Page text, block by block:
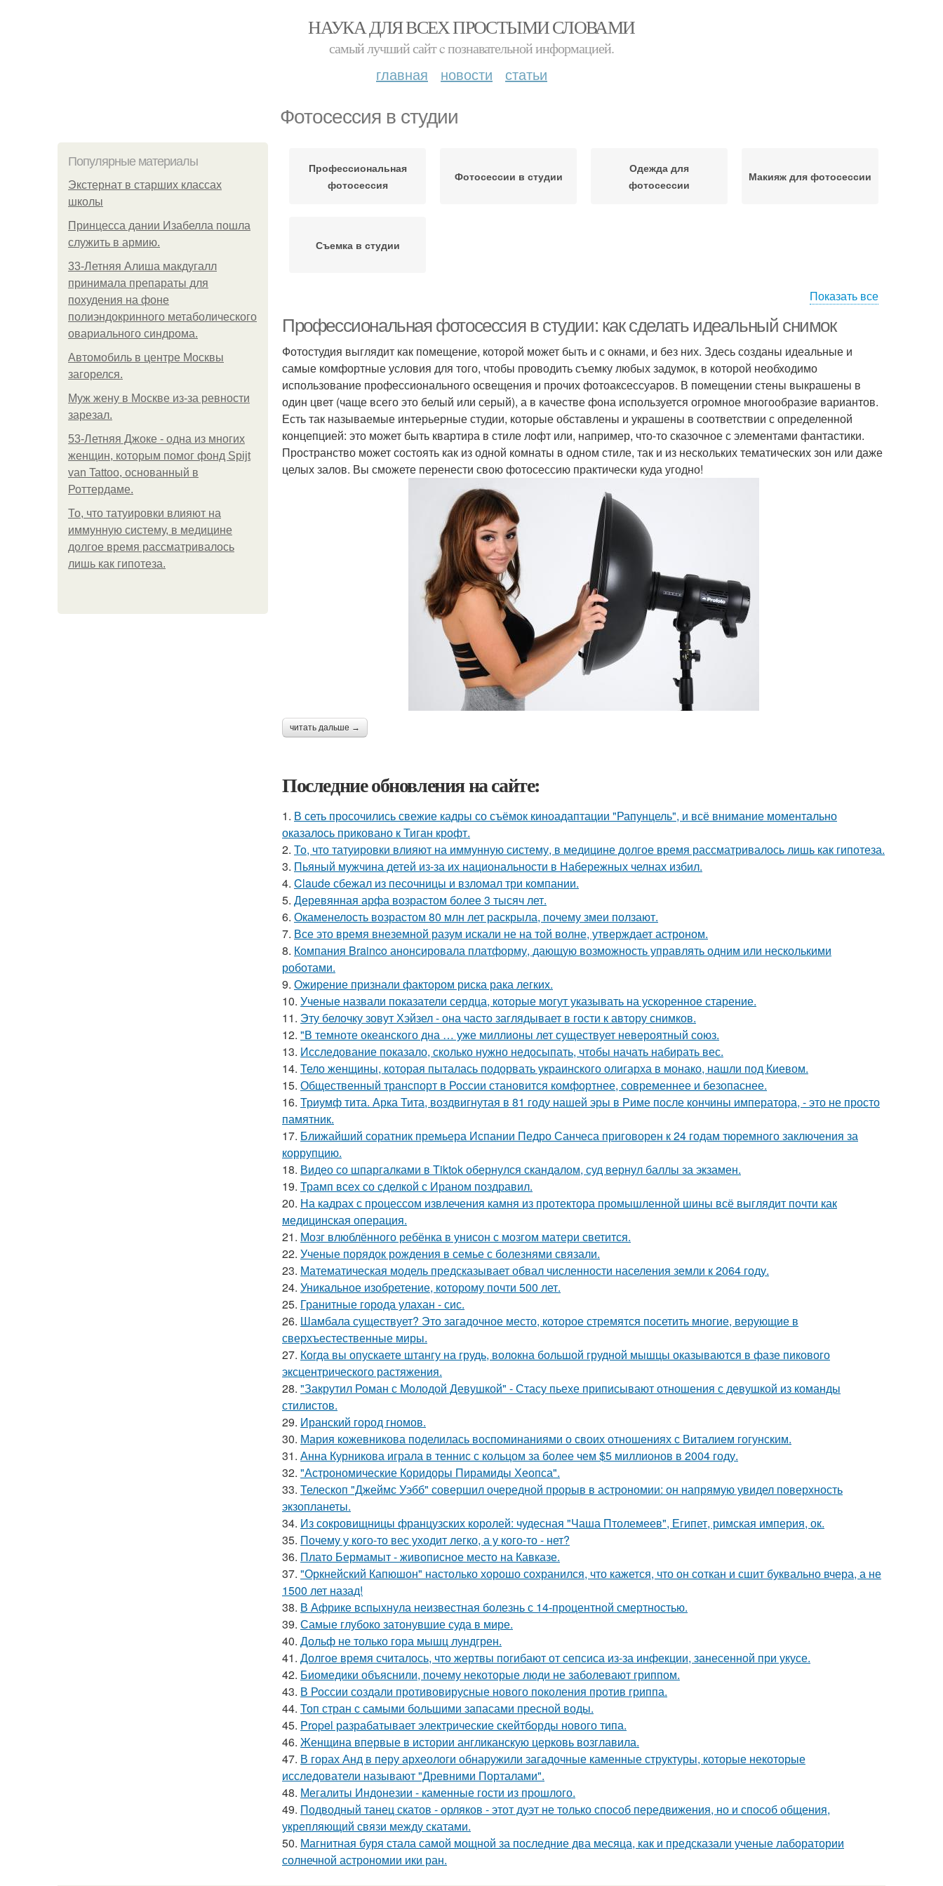
НАУКА ДЛЯ ВСЕХ ПРОСТЫМИ СЛОВАМИ
самый лучший сайт c познавательной информацией.
главная новости статьи
Фотосессия в студии
Популярные материалы
Экстернат в старших классах
школы
Принцесса дании Изабелла пошла
служить в армию.
33-Летняя Алиша макдугалл
принимала препараты для
похудения на фоне
полиэндокринного метаболического
овариального синдрома.
Автомобиль в центре Москвы
загорелся.
Mуж жену в Москве из-за ревности
зарезал.
53-Летняя Джоке - одна из многих
женщин, которым помог фонд Spijt
van Tattoo, основанный в
Роттердаме.
То, что татуировки влияют на
иммунную систему, в медицине
долгое время рассматривалось
лишь как гипотеза.
Профессиональная
фотосессия
Фотосессии в студии
Одежда для
фотосессии
Макияж для фотосессии
Съемка в студии
Показать все
Профессиональная фотосессия в студии: как сделать идеальный снимок
Фотостудия выглядит как помещение, которой может быть и с окнами, и без них. Здесь созданы идеальные и
самые комфортные условия для того, чтобы проводить съемку любых задумок, в которой необходимо
использование профессионального освещения и прочих фотоаксессуаров. В помещении стены выкрашены в
один цвет (чаще всего это белый или серый), а в качестве фона используется огромное многообразие вариантов.
Есть так называемые интерьерные студии, которые обставлены и украшены в соответствии с определенной
концепцией: это может быть квартира в стиле лофт или, например, что-то сказочное с элементами фантастики.
Пространство может состоять как из одной комнаты в одном стиле, так и из нескольких тематических зон или даже
целых залов. Вы сможете перенести свою фотосессию практически куда угодно!
читать дальше →
Последние обновления на сайте:
1. В сеть просочились свежие кадры со съёмок киноадаптации "Рапунцель", и всё внимание моментально
оказалось приковано к Тиган крофт.
2. То, что татуировки влияют на иммунную систему, в медицине долгое время рассматривалось лишь как гипотеза.
3. Пьяный мужчина детей из-за их национальности в Набережных челнах избил.
4. Claude сбежал из песочницы и взломал три компании.
5. Деревянная арфа возрастом более 3 тысяч лет.
6. Окаменелость возрастом 80 млн лет раскрыла, почему змеи ползают.
7. Все это время внеземной разум искали не на той волне, утверждает астроном.
8. Компания Brainco анонсировала платформу, дающую возможность управлять одним или несколькими
роботами.
9. Ожирение признали фактором риска рака легких.
10. Ученые назвали показатели сердца, которые могут указывать на ускоренное старение.
11. Эту белочку зовут Хэйзел - она часто заглядывает в гости к автору снимков.
12. "В темноте океанского дна … уже миллионы лет существует невероятный союз.
13. Исследование показало, сколько нужно недосыпать, чтобы начать набирать вес.
14. Тело женщины, которая пыталась подорвать украинского олигарха в монако, нашли под Киевом.
15. Общественный транспорт в России становится комфортнее, современнее и безопаснее.
16. Триумф тита. Арка Тита, воздвигнутая в 81 году нашей эры в Риме после кончины императора, - это не просто
памятник.
17. Ближайший соратник премьера Испании Педро Санчеса приговорен к 24 годам тюремного заключения за
коррупцию.
18. Видео со шпаргалками в Tiktok обернулся скандалом, суд вернул баллы за экзамен.
19. Трамп всех со сделкой с Ираном поздравил.
20. На кадрах с процессом извлечения камня из протектора промышленной шины всё выглядит почти как
медицинская операция.
21. Мозг влюблённого ребёнка в унисон с мозгом матери светится.
22. Ученые порядок рождения в семье с болезнями связали.
23. Математическая модель предсказывает обвал численности населения земли к 2064 году.
24. Уникальное изобретение, которому почти 500 лет.
25. Гранитные города улахан - сис.
26. Шамбала существует? Это загадочное место, которое стремятся посетить многие, верующие в
сверхъестественные миры.
27. Когда вы опускаете штангу на грудь, волокна большой грудной мышцы оказываются в фазе пикового
эксцентрического растяжения.
28. "Закрутил Роман с Молодой Девушкой" - Стасу пьехе приписывают отношения с девушкой из команды
стилистов.
29. Иранский город гномов.
30. Мария кожевникова поделилась воспоминаниями о своих отношениях с Виталием гогунским.
31. Анна Курникова играла в теннис с кольцом за более чем $5 миллионов в 2004 году.
32. "Астрономические Коридоры Пирамиды Хеопса".
33. Телескоп "Джеймс Уэбб" совершил очередной прорыв в астрономии: он напрямую увидел поверхность
экзопланеты.
34. Из сокровищницы французских королей: чудесная "Чаша Птолемеев", Египет, римская империя, ок.
35. Почему у кого-то вес уходит легко, а у кого-то - нет?
36. Плато Бермамыт - живописное место на Кавказе.
37. "Оркнейский Капюшон" настолько хорошо сохранился, что кажется, что он соткан и сшит буквально вчера, а не
1500 лет назад!
38. В Африке вспыхнула неизвестная болезнь с 14-процентной смертностью.
39. Самые глубоко затонувшие суда в мире.
40. Дольф не только гора мышц лундгрен.
41. Долгое время считалось, что жертвы погибают от сепсиса из-за инфекции, занесенной при укусе.
42. Биомедики объяснили, почему некоторые люди не заболевают гриппом.
43. В России создали противовирусные нового поколения против гриппа.
44. Топ стран с самыми большими запасами пресной воды.
45. Propel разрабатывает электрические скейтборды нового типа.
46. Женщина впервые в истории англиканскую церковь возглавила.
47. В горах Анд в перу археологи обнаружили загадочные каменные структуры, которые некоторые
исследователи называют "Древними Порталами".
48. Мегалиты Индонезии - каменные гости из прошлого.
49. Подводный танец скатов - орляков - этот дуэт не только способ передвижения, но и способ общения,
укрепляющий связи между скатами.
50. Магнитная буря стала самой мощной за последние два месяца, как и предсказали ученые лаборатории
солнечной астрономии ики ран.